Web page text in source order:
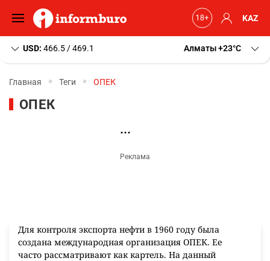
KAZ
USD: 466.5 / 469.1 Алматы+23 C
Главная Теги ОПЕК
ОПЕК
Для контроля экспорта нефти в 1960 году была
создана международная организация ОПЕК. Ее
часто рассматривают как картель. На данный